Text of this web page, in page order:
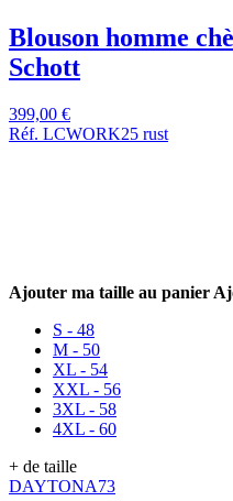
Blouson homme
Schott
399,00 €
Réf. LCWORK25 rust
Ajouter ma taille au panier
S - 48
M - 50
XL - 54
XXL - 56
3XL - 58
4XL - 60
+ de taille
DAYTONA73